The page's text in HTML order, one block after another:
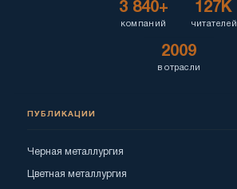
3 840+
компаний
127K
читателей
2009
в отрасли
ПУБЛИКАЦИИ
Черная металлургия
Цветная металлургия